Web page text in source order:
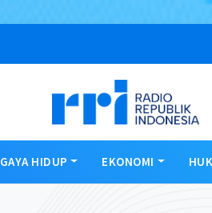
GAYA HIDUP EKONOMI